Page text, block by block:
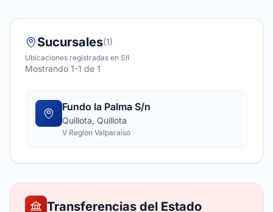
Sucursales(1)
Ubicaciones registradas en SII
Mostrando 1-1 de 1
Fundo la Palma S/n
Quillota, Quillota
V Region Valparaiso
Transferencias del Estado